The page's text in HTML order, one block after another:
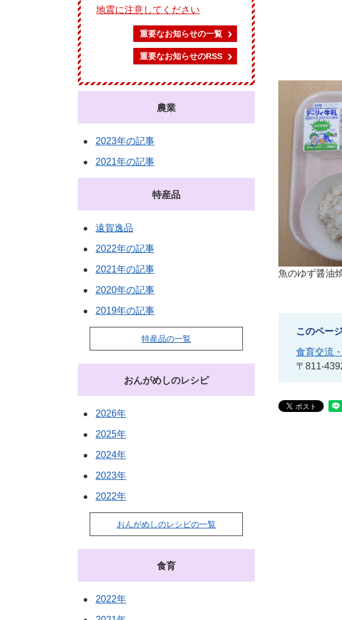
魚のゆず醤油
このペー
食育交流
〒811-
地震に注意してください
重要なお知らせの一覧
重要なお知らせのRSS
農業
2023年の記事
2021年の記事
特産品
遠賀逸品
2022年の記事
2021年の記事
2020年の記事
2019年の記事
特産品の一覧
おんがめしのレシピ
2026年
2025年
2024年
2023年
2022年
おんがめしのレシピの一覧
食育
2022年